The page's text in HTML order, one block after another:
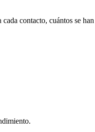
contacto, cuántos se